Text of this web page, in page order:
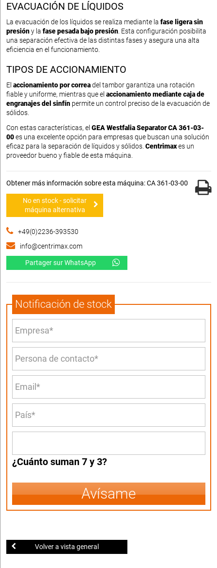
EVACUACIÓN DE LÍQUIDOS
La evacuación de los líquidos se realiza mediante la fase ligera sin
presióny la fase pesada bajo presión. Esta configuración posibilita
una separación efectiva de las distintas fases y asegura una alta
eficiencia en el funcionamiento.
TIPOS DE ACCIONAMIENTO
El accionamiento por correadel tambor garantiza una rotación
fiable y uniforme, mientras que el accionamiento mediante caja de
engranajes del sinfín permite un control preciso de la evacuación de
sólidos.
Con estas características, el GEA Westfalia Separator CA 361-03-
00es una excelente opción para empresas que buscan una solución
eficaz para la separación de líquidos y sólidos. Centrimaxes un
proveedor bueno y fiable de esta máquina.
Obtener más información sobre esta máquina: CA 361-03-00
No en stock - solicitar
máquina alternativa
+49(0)2236-393530
info@centrimax.com
Partager sur WhatsApp
Notificación de stock
¿Cuánto suman 7 y 3?
Avísame
Volver a vista general